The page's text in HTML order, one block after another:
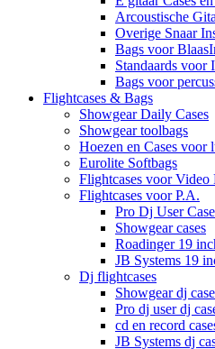
Arcoustische
Overige Snaar
Bags voor
Standaards voor
Bags voor
Flightcases & Bags
Showgear Daily Cases
Showgear toolbags
Hoezen en Cases voor
Eurolite Softbags
Flightcases voor Video
Flightcases voor P.A.
Pro Dj User
Showgear cases
Roadinger 19
JB Systems 19
Dj flightcases
Showgear dj
Pro dj user dj
cd en record
JB Systems dj